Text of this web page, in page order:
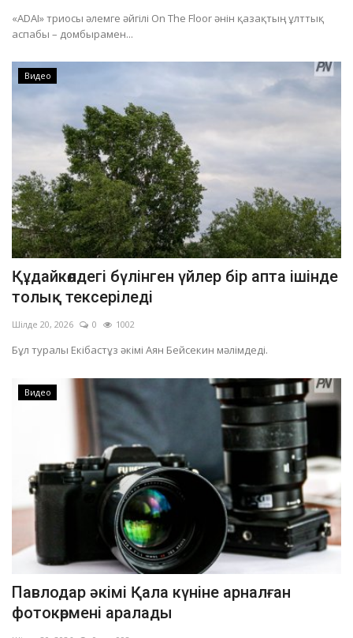
«ADAI» триосы әлемге әйгілі On The Floor әнін қазақтың ұлттық
аспабы – домбырамен...
Видео
Құдайкөлдегі бүлінген үйлер бір апта ішінде
толық тексеріледі
Шілде 20, 2026 0 1002
Бұл туралы Екібастұз әкімі Аян Бейсекин мәлімдеді.
Видео
Павлодар әкімі Қала күніне арналған
фотокөрмені аралады